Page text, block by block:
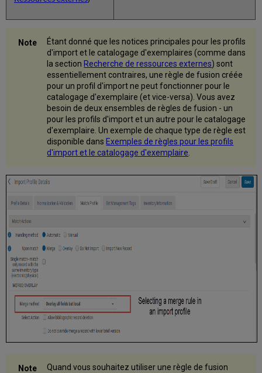
Étant donné que les notices principales pour les profils
d'import et le catalogage d'exemplaires (comme dans
la section Recherche de ressources externes) sont
essentiellement contraires, une règle de fusion créée
pour un profil d'import ne peut fonctionner pour le
catalogage d'exemplaire (et vice-versa). Vous avez
besoin de deux ensembles de règles de fusion - un
pour les profils d'import et un autre pour le catalogage
d'exemplaire. Un exemple de chaque type de règle est
disponible dans Exemples de règles pour les profils
d'import et le catalogage d'exemplaire.
Quand vous souhaitez utiliser une règle de fusion